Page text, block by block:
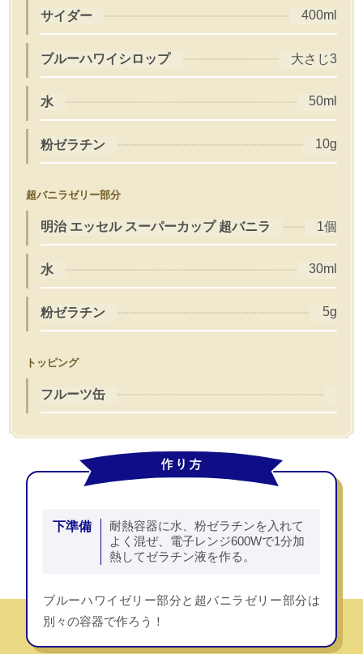
サイダー 400ml
ブルーハワイシロップ 大さじ3
水 50ml
粉ゼラチン 10g
超バニラゼリー部分
明治 エッセル スーパーカップ 超バニラ 1個
水 30ml
粉ゼラチン 5g
トッピング
フルーツ缶
下準備
耐熱容器に水、粉ゼラチンを入れて
よく混ぜ、電子レンジ600Wで1分加
熱してゼラチン液を作る。
ブルーハワイゼリー部分と超バニラゼリー部分は
別々の容器で作ろう！